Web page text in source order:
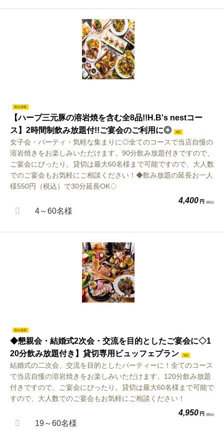
飲み放題
【ハーブ三元豚の溶岩焼を含む全8品!!H.B's nestコー
ス】2時間制飲み放題付!!ご宴会のご利用に◎
8品
女子会・パーティ・気軽な集まりに◎全てのコースで当店自慢の
溶岩焼きをお楽しみいただけます。90分飲み放題付きですので、
ご宴会にぴったり。貸切は最大60名様まで可能ですので、大人数
でのご宴会もお気軽にご相談ください！◆飲み放題の延長お一人
様550円（税込）で30分延長OK◇
4,400 円 (税込)
4～60名様
飲み放題
◆懇親会・結婚式2次会・交流を目的としたご宴会に◇1
20分飲み放題付き】貸切専用ビュッフェプラン
9品
結婚式の二次会、交流を目的としたパーティーに！全てのコース
で当店自慢の溶岩焼きをお楽しみいただけます。120分飲み放題
付きですので、ご宴会にぴったり。貸切は最大60名様まで可能で
すので、大人数でのご宴会もお気軽にご相談ください！
4,950 円 (税込)
19～60名様